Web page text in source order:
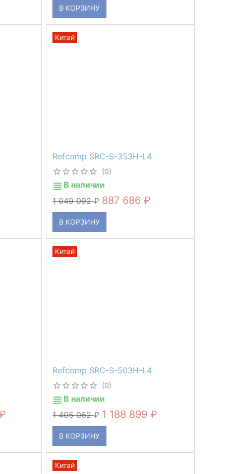
В КОРЗИНУ
Refcomp SRC-S-353H-L4
(0)
В наличии
1 049 092
887 686
В КОРЗИНУ
Китай
Refcomp SRC-S-503H-L4
(0)
В наличии
1 405 062
1 188 899
В КОРЗИНУ
Китай
Китай